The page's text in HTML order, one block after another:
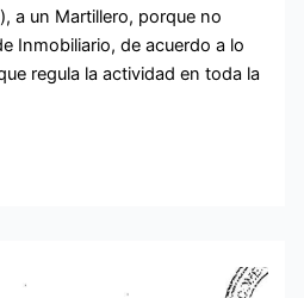
a un Martillero, porque no
Inmobiliario, de acuerdo a lo
regula la actividad en toda la